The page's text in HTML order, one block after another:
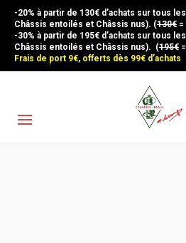
-20% à partir de 130€ d’achats sur tous
Châssis entoilés et Châssis nus). (130€ =
-30% à partir de 195€ d’achats sur tous
Châssis entoilés et Châssis nus). (195€
Frais de port 9€, offerts dès 99€ d’achats